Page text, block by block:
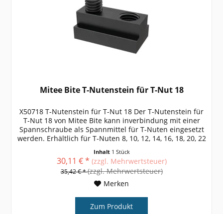
Mitee Bite T-Nutenstein für T-Nut 18
X50718 T-Nutenstein für T-Nut 18 Der T-Nutenstein für
T-Nut 18 von Mitee Bite kann inverbindung mit einer
Spannschraube als Spannmittel für T-Nuten eingesetzt
werden. Erhältlich für T-Nuten 8, 10, 12, 14, 16, 18, 20, 22
Inhalt 1 Stück
30,11 € * (zzgl. Mehrwertsteuer)
35,42 € *(zzgl. Mehrwertsteuer)
Merken
Zum Produkt